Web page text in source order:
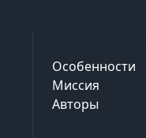
Особенности
Миссия
Авторы